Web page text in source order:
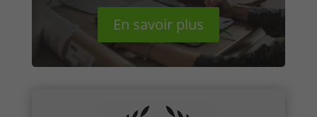
En savoir plus